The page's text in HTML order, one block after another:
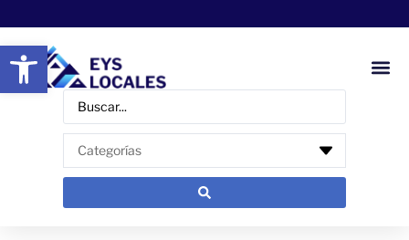
Abrir barra de herramientas